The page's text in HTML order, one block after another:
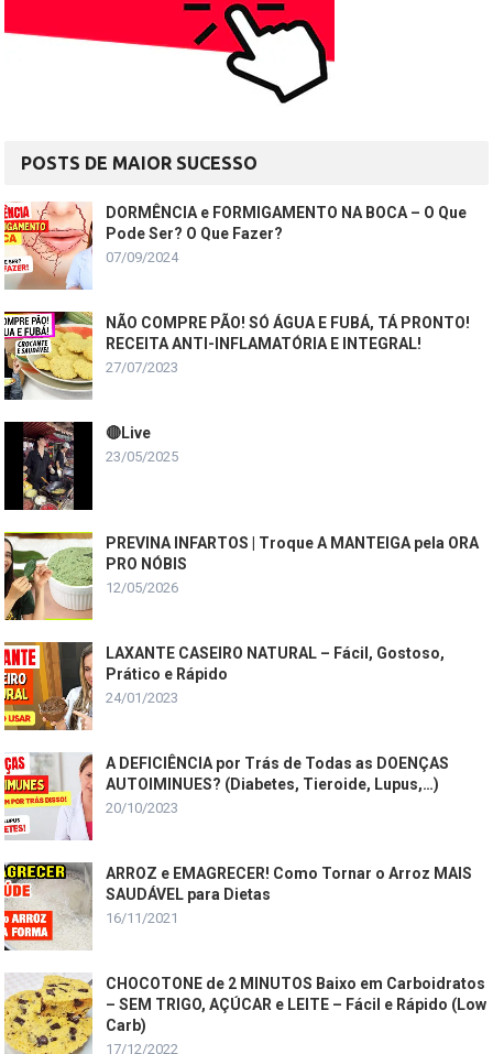
POSTS DE MAIOR SUCESSO
DORMÊNCIA e FORMIGAMENTO NA BOCA – O Que
Pode Ser? O Que Fazer?
07/09/2024
NÃO COMPRE PÃO! SÓ ÁGUA E FUBÁ, TÁ PRONTO!
RECEITA ANTI-INFLAMATÓRIA E INTEGRAL!
27/07/2023
🔴Live
23/05/2025
PREVINA INFARTOS | Troque A MANTEIGA pela ORA
PRO NÓBIS
12/05/2026
LAXANTE CASEIRO NATURAL – Fácil, Gostoso,
Prático e Rápido
24/01/2023
A DEFICIÊNCIA por Trás de Todas as DOENÇAS
AUTOIMINUES? (Diabetes, Tieroide, Lupus,…)
20/10/2023
ARROZ e EMAGRECER! Como Tornar o Arroz MAIS
SAUDÁVEL para Dietas
16/11/2021
CHOCOTONE de 2 MINUTOS Baixo em Carboidratos
– SEM TRIGO, AÇÚCAR e LEITE – Fácil e Rápido (Low
Carb)
17/12/2022